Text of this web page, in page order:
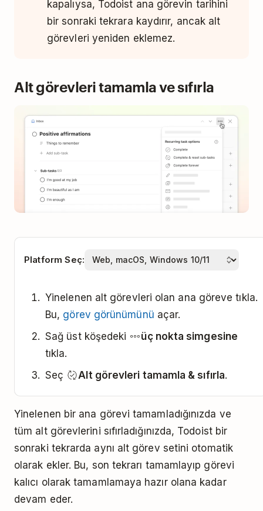
kapalıysa, Todoist ana görevin tarihini
bir sonraki tekrara kaydırır, ancak alt
görevleri yeniden eklemez.
Alt görevleri tamamla ve sıfırla
Platform Seç:
Yinelenen alt görevleri olan ana göreve tıkla.
Bu, görev görünümünü açar.
Sağ üst köşedeki
üç nokta simgesine
tıkla.
Seç
Alt görevleri tamamla & sıfırla.
Yinelenen bir ana görevi tamamladığınızda ve
tüm alt görevlerini sıfırladığınızda, Todoist bir
sonraki tekrarda aynı alt görev setini otomatik
olarak ekler. Bu, son tekrarı tamamlayıp görevi
kalıcı olarak tamamlamaya hazır olana kadar
devam eder.